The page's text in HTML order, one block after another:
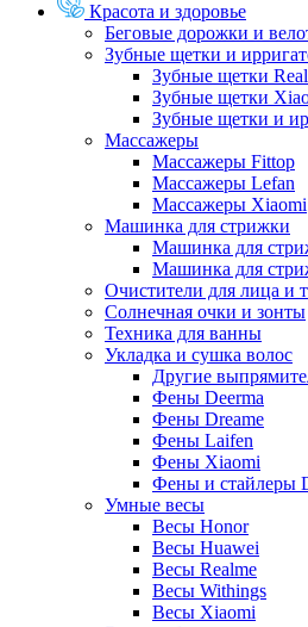
Красота и здоровье
Беговые дорожки и
Зубные щетки и
Зубные щетки
Зубные щетки
Зубные щетки и
Массажеры
Массажеры Fittop
Массажеры Lefan
Массажеры Xiaomi
Машинка для стрижки
Машинка для
Машинка для
Очистители для лица и
Солнечная очки и зонты
Техника для ванны
Укладка и сушка волос
Другие
Фены Deerma
Фены Dreame
Фены Laifen
Фены Xiaomi
Фены и стайлеры
Умные весы
Весы Honor
Весы Huawei
Весы Realme
Весы Withings
Весы Xiaomi